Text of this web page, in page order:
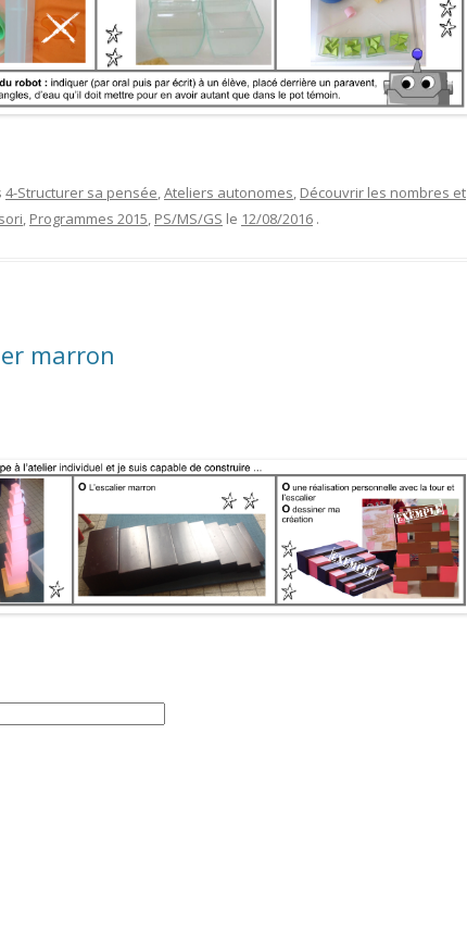
4-Structurer sa pensée,Ateliers autonomes, Découvrir les nombres et
, Programmes 2015, PS/MS/GS le 12/08/2016 .
marron